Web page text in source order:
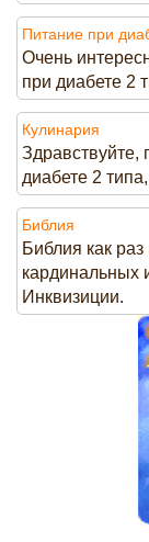
Питание при
Очень
при диабете 2
Кулинария
Здравствуйте,
диабете 2
Библия
Библия как
кардинальных
Инквизиции.